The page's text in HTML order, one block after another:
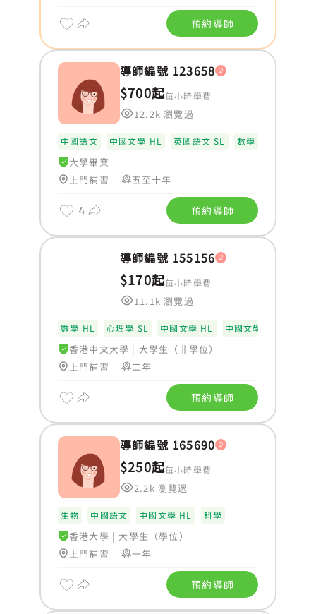
預約導師
導師編號 123658
$700起每小時學費
12.2k 瀏覽過
中國語文 中國文學 HL 英國語文 SL 數學
大學畢業
上門補習
五至十年
4 預約導師
導師編號 155156
$170起每小時學費
11.1k 瀏覽過
數學 HL 心理學 SL 中國文學 HL 中國文學 SL
香港中文大學 | 大學生（非學位）
上門補習
二年
預約導師
導師編號 165690
$250起每小時學費
2.2k 瀏覽過
生物 中國語文 中國文學 HL 科學
香港大學 | 大學生（學位）
上門補習
一年
預約導師